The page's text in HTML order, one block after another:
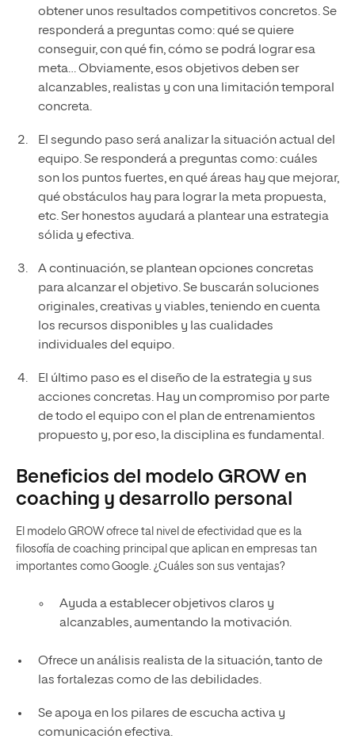
obtener unos resultados competitivos concretos. Se
responderá a preguntas como: qué se quiere
conseguir, con qué fin, cómo se podrá lograr esa
meta… Obviamente, esos objetivos deben ser
alcanzables, realistas y con una limitación temporal
concreta.
El segundo paso será analizar la situación actual del
equipo. Se responderá a preguntas como: cuáles
son los puntos fuertes, en qué áreas hay que mejorar,
qué obstáculos hay para lograr la meta propuesta,
etc. Ser honestos ayudará a plantear una estrategia
sólida y efectiva.
A continuación, se plantean opciones concretas
para alcanzar el objetivo. Se buscarán soluciones
originales, creativas y viables, teniendo en cuenta
los recursos disponibles y las cualidades
individuales del equipo.
El último paso es el diseño de la estrategia y sus
acciones concretas. Hay un compromiso por parte
de todo el equipo con el plan de entrenamientos
propuesto y, por eso, la disciplina es fundamental.
Beneficios del modelo GROW en
coaching y desarrollo personal
El modelo GROW ofrece tal nivel de efectividad que es la
filosofía de coaching principal que aplican en empresas tan
importantes como Google. ¿Cuáles son sus ventajas?
Ayuda a establecer objetivos claros y
alcanzables, aumentando la motivación.
Ofrece un análisis realista de la situación, tanto de
las fortalezas como de las debilidades.
Se apoya en los pilares de escucha activa y
comunicación efectiva.